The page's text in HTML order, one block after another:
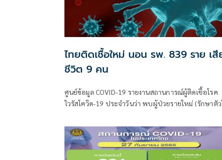
ไทยติดเชื้อใหม่ นอน รพ. 839 ราย เสี
ชีวิต 9 คน
ศูนย์ข้อมูล COVID-19 รายงานสถานการณ์ผู้ติดเชื้อโรค
ไวรัสโควิด-19 ประจำวันว่า พบผู้ป่วยรายใหม่ (รักษาตั
สะสม 2,457,874 ราย